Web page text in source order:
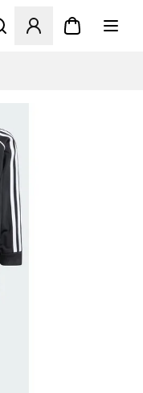
en Modal til at